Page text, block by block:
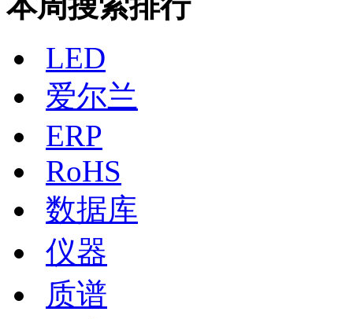
LED
爱尔兰
ERP
RoHS
数据库
仪器
质谱